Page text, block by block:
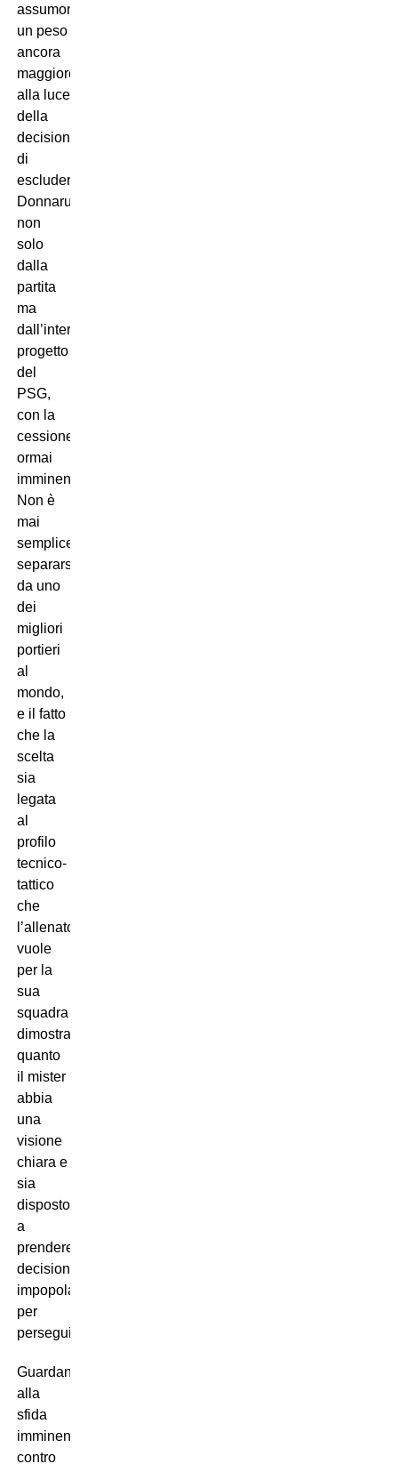
assumono
un peso
ancora
maggiore
alla luce
della
decisione
di
escludere
Donnarumma
non
solo
dalla
partita
ma
dall’intero
progetto
del
PSG,
con la
cessione
ormai
imminente.
Non è
mai
semplice
separarsi
da uno
dei
migliori
portieri
al
mondo,
e il fatto
che la
scelta
sia
legata
al
profilo
tecnico-
tattico
che
l’allenatore
vuole
per la
sua
squadra
dimostra
quanto
il mister
abbia
una
visione
chiara e
sia
disposto
a
prendere
decisioni
impopolari
per
perseguirla.
Guardando
alla
sfida
imminente
contro